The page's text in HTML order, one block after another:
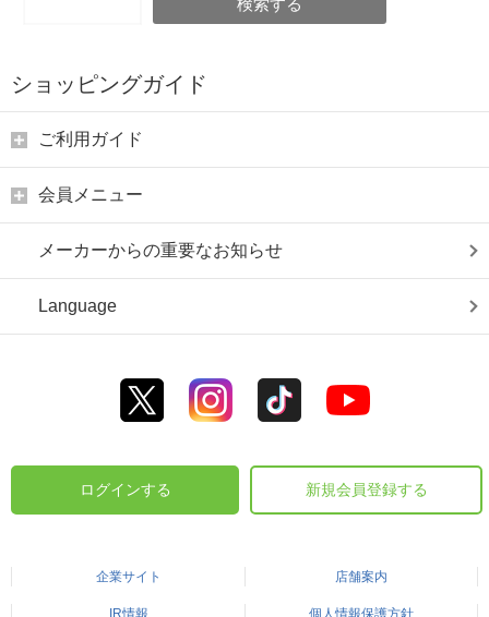
検索する
ショッピングガイド
ご利用ガイド
会員メニュー
メーカーからの重要なお知らせ
Language
ログインする 新規会員登録する
企業サイト 店舗案内
IR情報 個人情報保護方針